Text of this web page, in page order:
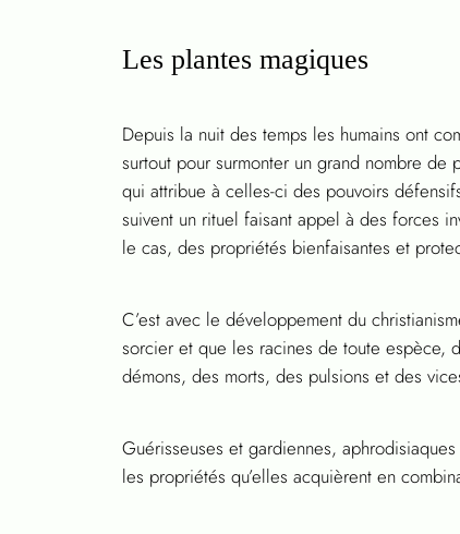
Les plantes magiques
Depuis la nuit des temps les humains ont
surtout pour surmonter un grand nombre
qui attribue à celles-ci des pouvoirs
suivent un rituel faisant appel à des forces
le cas, des propriétés bienfaisantes et
C’est avec le développement du
sorcier et que les racines de toute espèce,
démons, des morts, des pulsions et des
Guérisseuses et gardiennes,
les propriétés qu’elles acquièrent en